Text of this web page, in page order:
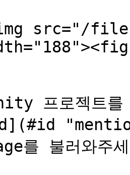
src="/files/
프로젝트를
를 불러와주